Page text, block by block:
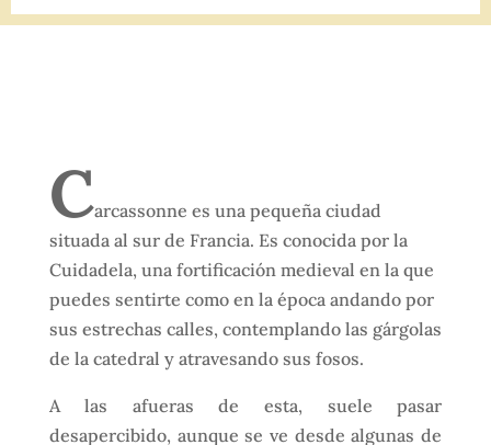
Carcassonne es una pequeña ciudad
situada al sur de Francia. Es conocida por la
Cuidadela, una fortificación medieval en la que
puedes sentirte como en la época andando por
sus estrechas calles, contemplando las gárgolas
de la catedral y atravesando sus fosos.
A las afueras de esta, suele pasar
desapercibido, aunque se ve desde algunas de